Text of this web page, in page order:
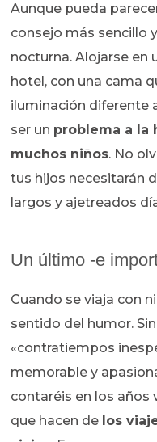
Aunque pueda
consejo más sencillo
nocturna. Alojarse en
hotel, con una cama
iluminación diferente
ser un problema a la
muchos niños. No
tus hijos necesitarán
largos y ajetreados
Un último -e
Cuando se viaja con
sentido del humor.
«contratiempos
memorable y
contaréis en los años
que hacen de los